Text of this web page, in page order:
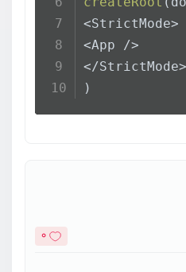
<StrictMode>
<App />
</
)
0